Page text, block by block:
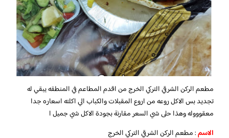
مطعم الركن الشرقي التركي الخرج من اقدم المطاعم في المنطقه يبقي له
تجديد بس الاكل روعه من اروع المقبلات والكباب الي اكلته اسعاره جدا
معقوووله وهذا حلى شي السعر مقارنة بجودة الاكل شي جميل ا
الاسم: مطعم الركن الشرقي التركي الخرج